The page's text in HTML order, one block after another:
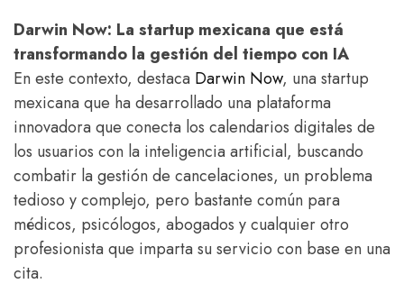
Darwin Now: La startup mexicana que está
transformando la gestión del tiempo con IA
En este contexto, destaca Darwin Now, una startup
mexicana que ha desarrollado una plataforma
innovadora que conecta los calendarios digitales de
los usuarios con la inteligencia artificial, buscando
combatir la gestión de cancelaciones, un problema
tedioso y complejo, pero bastante común para
médicos, psicólogos, abogados y cualquier otro
profesionista que imparta su servicio con base en una
cita.